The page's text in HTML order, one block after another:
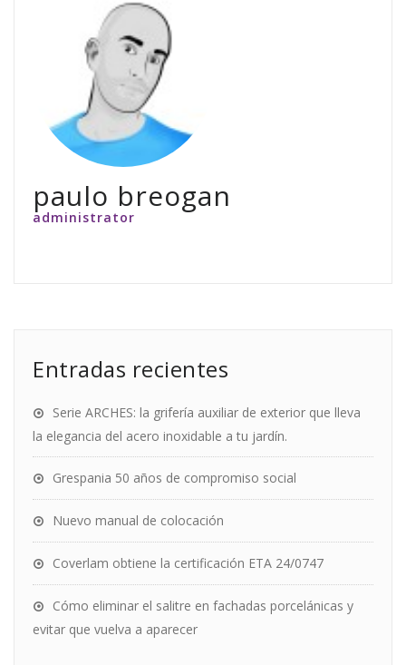
paulo breogan
administrator
Entradas recientes
Serie ARCHES: la grifería auxiliar de exterior que lleva
la elegancia del acero inoxidable a tu jardín.
Grespania 50 años de compromiso social
Nuevo manual de colocación
Coverlam obtiene la certificación ETA 24/0747
Cómo eliminar el salitre en fachadas porcelánicas y
evitar que vuelva a aparecer